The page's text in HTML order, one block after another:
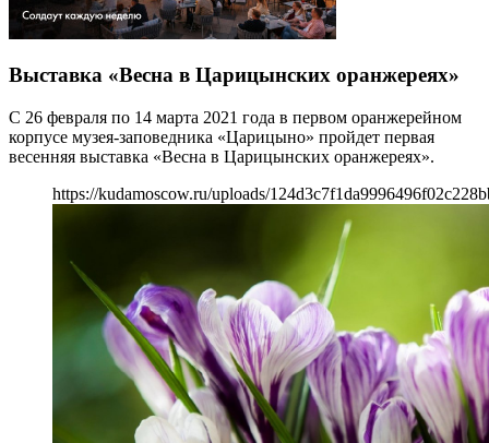
Выставка «Весна в Царицынских оранжереях»
С 26 февраля по 14 марта 2021 года в первом оранжерейном
корпусе музея-заповедника «Царицыно» пройдет первая
весенняя выставка «Весна в Царицынских оранжереях».
https://kudamoscow.ru/uploads/